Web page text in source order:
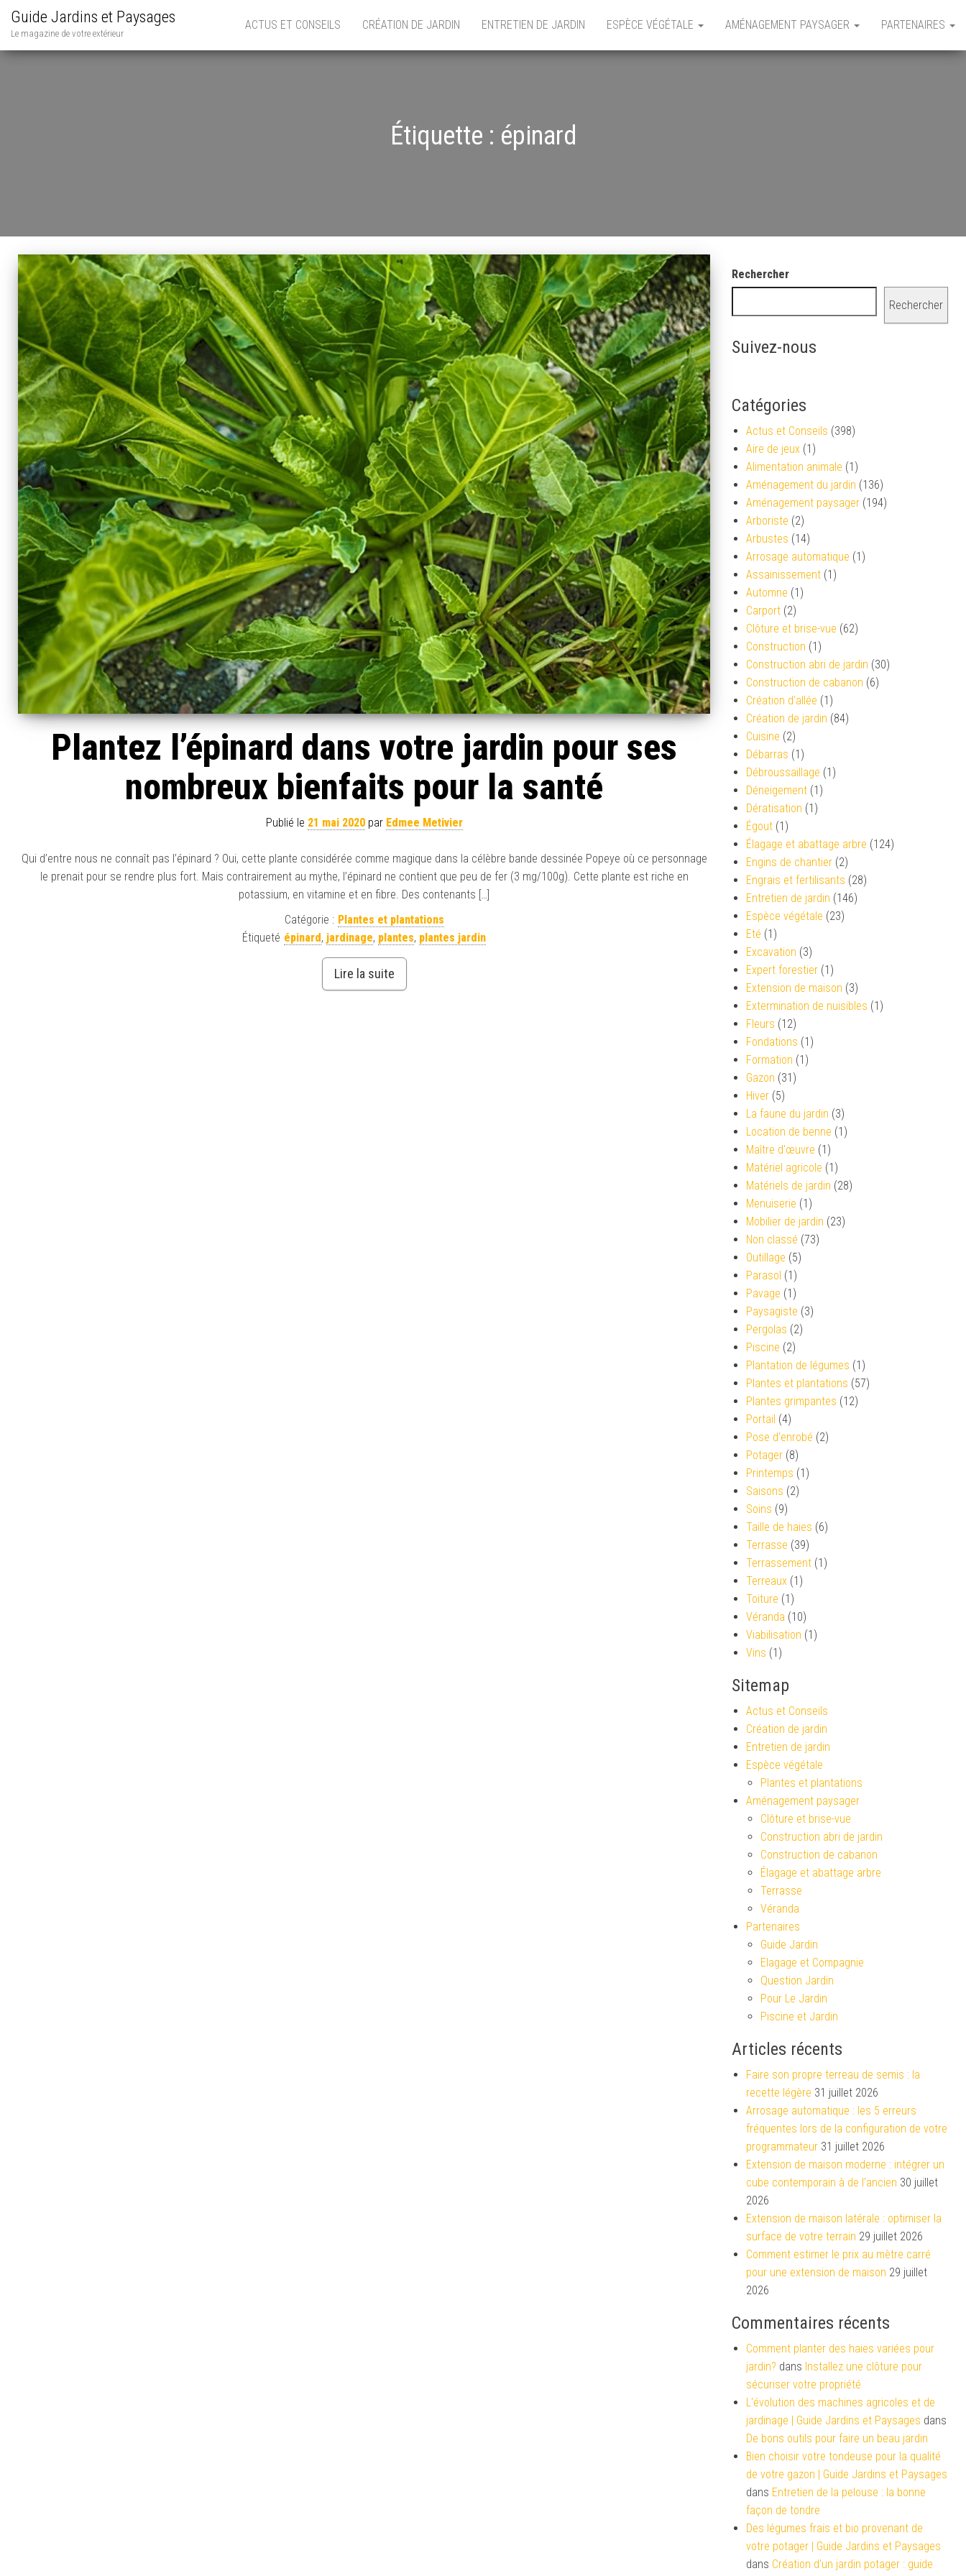
Guide Jardins et Paysages
Le magazine de votre extérieur
ACTUS ET CONSEILS CRÉATION DE JARDIN ENTRETIEN DE JARDIN ESPÈCE VÉGÉTALE AMÉNAGEMENT PAYSAGER PARTENAIRES
Étiquette : épinard
Plantez l’épinard dans votre jardin pour ses
nombreux bienfaits pour la santé
Publié le 21 mai 2020par Edmee Metivier
Qui d’entre nous ne connaît pas l’épinard ? Oui, cette plante considérée comme magique dans la célèbre bande dessinée Popeye où ce personnage
le prenait pour se rendre plus fort. Mais contrairement au mythe, l’épinard ne contient que peu de fer (3 mg/100g). Cette plante est riche en
potassium, en vitamine et en fibre. Des contenants […]
Catégorie : Plantes et plantations
Étiqueté épinard , jardinage, plantes, plantes jardin
Lire la suite
Rechercher
Rechercher
Suivez-nous
Catégories
Actus et Conseils (398)
Aire de jeux (1)
Alimentation animale (1)
Aménagement du jardin (136)
Aménagement paysager (194)
Arboriste (2)
Arbustes (14)
Arrosage automatique (1)
Assainissement (1)
Automne (1)
Carport (2)
Clôture et brise-vue (62)
Construction (1)
Construction abri de jardin (30)
Construction de cabanon (6)
Création d’allée (1)
Création de jardin (84)
Cuisine (2)
Débarras (1)
Débroussaillage (1)
Déneigement (1)
Dératisation (1)
Égout (1)
Élagage et abattage arbre (124)
Engins de chantier (2)
Engrais et fertilisants (28)
Entretien de jardin (146)
Espèce végétale (23)
Eté (1)
Excavation (3)
Expert forestier (1)
Extension de maison (3)
Extermination de nuisibles (1)
Fleurs (12)
Fondations (1)
Formation (1)
Gazon (31)
Hiver (5)
La faune du jardin (3)
Location de benne (1)
Maître d'œuvre (1)
Matériel agricole (1)
Matériels de jardin (28)
Menuiserie (1)
Mobilier de jardin (23)
Non classé (73)
Outillage (5)
Parasol (1)
Pavage (1)
Paysagiste (3)
Pergolas (2)
Piscine (2)
Plantation de légumes (1)
Plantes et plantations (57)
Plantes grimpantes (12)
Portail (4)
Pose d'enrobé (2)
Potager (8)
Printemps (1)
Saisons (2)
Soins (9)
Taille de haies (6)
Terrasse (39)
Terrassement (1)
Terreaux (1)
Toiture (1)
Véranda (10)
Viabilisation (1)
Vins (1)
Sitemap
Actus et Conseils
Création de jardin
Entretien de jardin
Espèce végétale
Plantes et plantations
Aménagement paysager
Clôture et brise-vue
Construction abri de jardin
Construction de cabanon
Élagage et abattage arbre
Terrasse
Véranda
Partenaires
Guide Jardin
Elagage et Compagnie
Question Jardin
Pour Le Jardin
Piscine et Jardin
Articles récents
Faire son propre terreau de semis : la
recette légère 31 juillet 2026
Arrosage automatique : les 5 erreurs
fréquentes lors de la configuration de votre
programmateur 31 juillet 2026
Extension de maison moderne : intégrer un
cube contemporain à de l’ancien 30 juillet
2026
Extension de maison latérale : optimiser la
surface de votre terrain 29 juillet 2026
Comment estimer le prix au mètre carré
pour une extension de maison 29 juillet
2026
Commentaires récents
Comment planter des haies variées pour
jardin? dans Installez une clôture pour
sécuriser votre propriété
L'évolution des machines agricoles et de
jardinage | Guide Jardins et Paysages dans
De bons outils pour faire un beau jardin
Bien choisir votre tondeuse pour la qualité
de votre gazon | Guide Jardins et Paysages
dans Entretien de la pelouse : la bonne
façon de tondre
Des légumes frais et bio provenant de
votre potager | Guide Jardins et Paysages
dans Création d’un jardin potager : guide